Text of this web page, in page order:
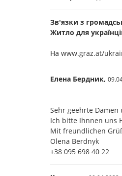
Зв'язки з
Житло для
На www.graz.at/
Елена Бердник,
Sehr geehrte Damen
Ich bitte Ihnnen uns
Mit freundlichen
Olena Berdnyk
+38 095 698 40 22